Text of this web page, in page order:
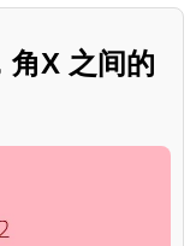
角X 之间的